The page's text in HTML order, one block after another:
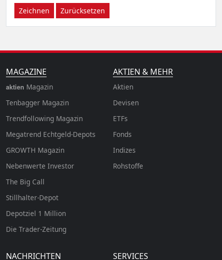
Zeichnen Zurücksetzen
MAGAZINE
aktien Magazin
Tenbagger Magazin
Trendfollowing Magazin
Megatrend Echtgeld-Depots
GROWTH Magazin
Nebenwerte Investor
The Big Call
Stillhalter-Depot
Depotziel 1 Million
Die Trader-Zeitung
AKTIEN & MEHR
Aktien
Devisen
ETFs
Fonds
Indizes
Rohstoffe
NACHRICHTEN SERVICES